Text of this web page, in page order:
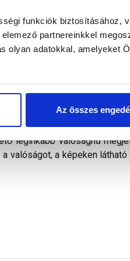
funkciók biztosításához,
partnereinkkel
olyan adatokkal, amelyeket
Az összes
fedést eredményez. Az
bevezetését a héjazat alá.
20 cm-enként
leginkább valósághű
a képeken